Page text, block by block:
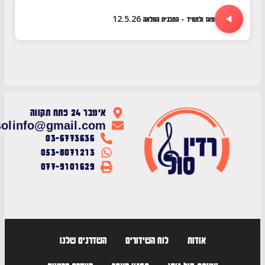
מאז ולתמיד - התכנית המלאה 12.5.26
אימבר 24 פתח תקווה
radiosolinfo@gmail.com
03-6773636
053-8071213
077-9101629
לוח השידורים השדרנים שלנו